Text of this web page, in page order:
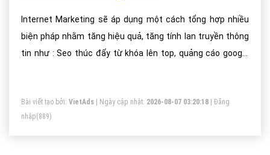
Internet Marketing sẽ áp dụng một cách tổng hợp nhiều
biện pháp nhằm tăng hiệu quả, tăng tính lan truyền thông
tin như : Seo thúc đẩy từ khóa lên top, quảng cáo google
Bài viết tạo bởi: VietAds | Ngày cập nhật: 2026-08-07 03:20:18
Đăng
nhập(889)